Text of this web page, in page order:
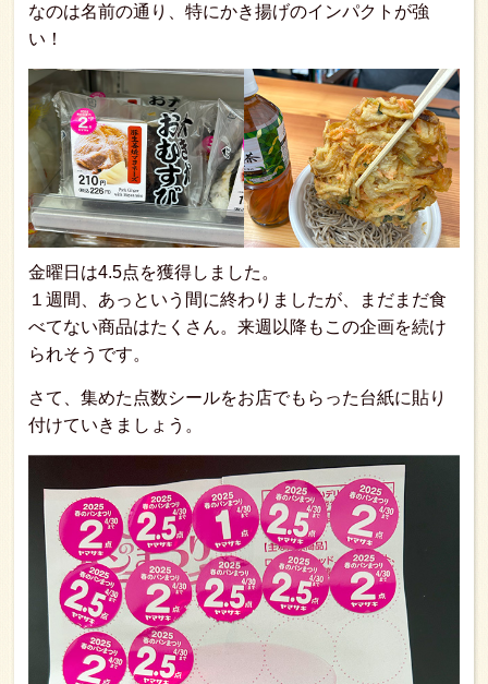
なのは名前の通り、特にかき揚げのインパクトが強
い！
金曜日は4.5点を獲得しました。
１週間、あっという間に終わりましたが、まだまだ食
べてない商品はたくさん。来週以降もこの企画を続け
られそうです。
さて、集めた点数シールをお店でもらった台紙に貼り
付けていきましょう。